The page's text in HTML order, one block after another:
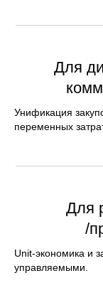
Для
Унификация
переменных
Для
/
Unit-экономика и
управляемыми.